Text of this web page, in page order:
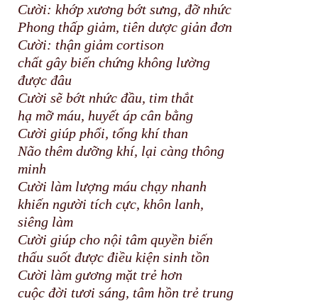
Cười: khớp xương bớt sưng, đỡ nhức
Phong thấp giảm, tiên dược giản đơn
Cười: thận giảm cortison
chất gây biến chứng không lường
được đâu
Cười sẽ bớt nhức đầu, tim thắt
hạ mỡ máu, huyết áp cân bằng
Cười giúp phổi, tống khí than
Não thêm dưỡng khí, lại càng thông
minh
Cười làm lượng máu chạy nhanh
khiến người tích cực, khôn lanh,
siêng làm
Cười giúp cho nội tâm quyền biến
thấu suốt được điều kiện sinh tồn
Cười làm gương mặt trẻ hơn
cuộc đời tươi sáng, tâm hồn trẻ trung